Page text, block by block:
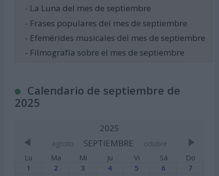
- La Luna del mes de septiembre
- Frases populares del mes de septiembre
- Efemérides musicales del mes de septiembre
- Filmografía sobre el mes de septiembre
Calendario de septiembre de
2025
2025
agosto SEPTIEMBRE
octubre
Lu
Ma Mi Ju Vi Sá
Do
1
2 3 4 5 6 7